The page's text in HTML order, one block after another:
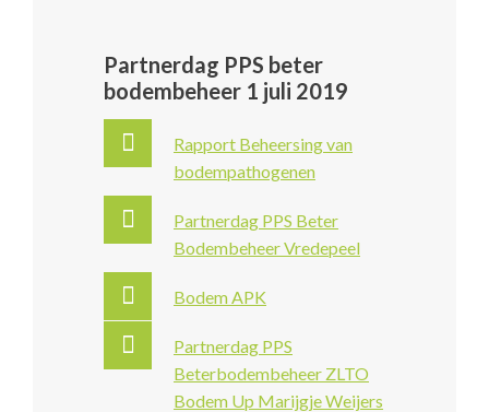
Partnerdag PPS beter
bodembeheer 1 juli 2019
Rapport Beheersing van
bodempathogenen
Partnerdag PPS Beter
Bodembeheer Vredepeel
Bodem APK
Partnerdag PPS
Beterbodembeheer ZLTO
Bodem Up Marijgje Weijers